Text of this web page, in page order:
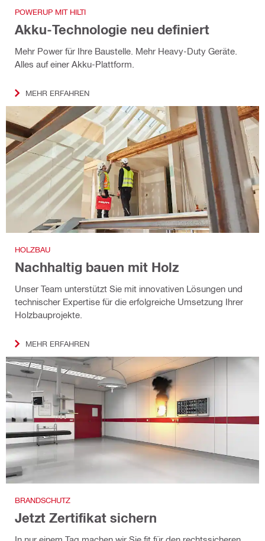
POWERUP MIT HILTI
Akku-Technologie neu definiert
Mehr Power für Ihre Baustelle. Mehr Heavy-Duty Geräte.
Alles auf einer Akku-Plattform.
MEHR ERFAHREN
HOLZBAU
Nachhaltig bauen mit Holz
Unser Team unterstützt Sie mit innovativen Lösungen und
technischer Expertise für die erfolgreiche Umsetzung Ihrer
Holzbauprojekte.
MEHR ERFAHREN
BRANDSCHUTZ
Jetzt Zertifikat sichern